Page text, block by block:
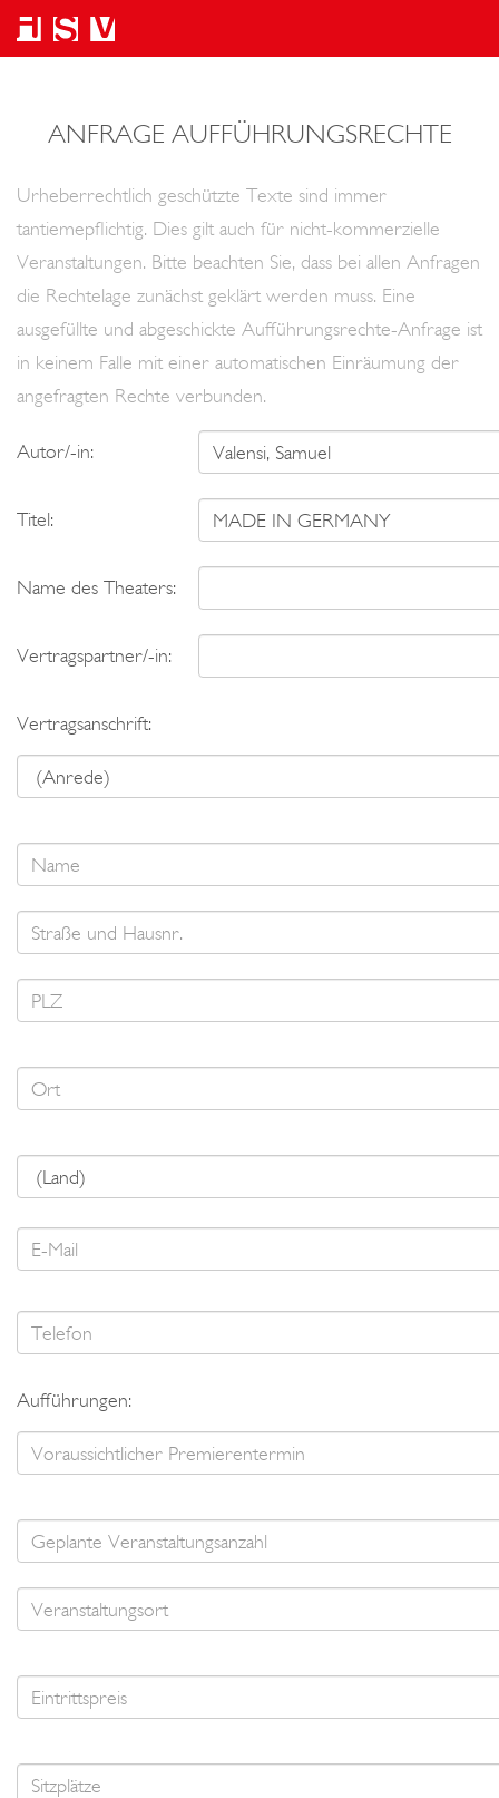
ANFRAGE AUFFÜHRUNGSRECHTE
Urheberrechtlich geschützte Texte sind immer
tantiemepflichtig. Dies gilt auch für nicht-kommerzielle
Veranstaltungen. Bitte beachten Sie, dass bei allen Anfragen
die Rechtelage zunächst geklärt werden muss. Eine
ausgefüllte und abgeschickte Aufführungsrechte-Anfrage ist
in keinem Falle mit einer automatischen Einräumung der
angefragten Rechte verbunden.
Autor/-in:
Titel:
Name des Theaters:
Vertragspartner/-in:
Vertragsanschrift:
Aufführungen: